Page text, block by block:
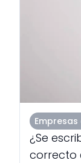
¿Se
correcto